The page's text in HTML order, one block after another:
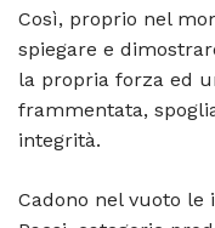
Così, proprio nel
spiegare e
la propria forza ed
frammentata,
integrità.
Cadono nel vuoto le